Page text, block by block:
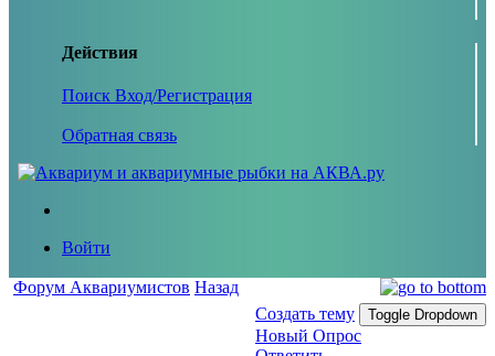
Действия
Поиск Вход/Регистрация
Обратная связь
Войти
Форум Аквариумистов Назад
Создать тему
Toggle Dropdown
Новый Опрос